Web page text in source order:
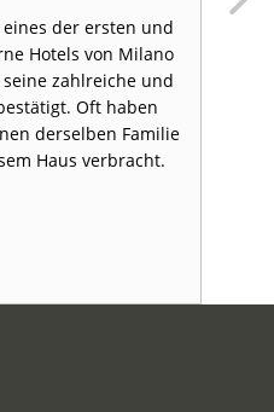
der ersten und
Hotels von Milano
zahlreiche und
Oft haben
derselben Familie
Haus verbracht.